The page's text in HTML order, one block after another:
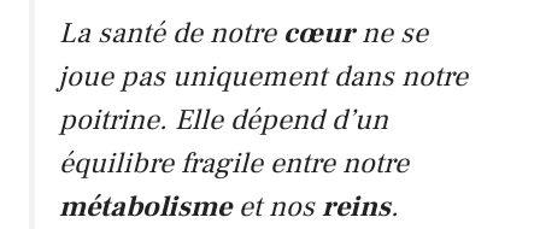
La santé de notre cœurne se
joue pas uniquement dans notre
poitrine. Elle dépend d’un
équilibre fragile entre notre
métabolismeet nosreins.